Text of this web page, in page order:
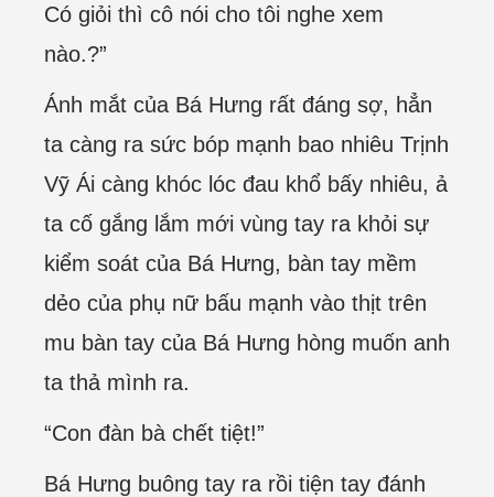
Có giỏi thì cô nói cho tôi nghe xem
nào.?”
Ánh mắt của Bá Hưng rất đáng sợ, hẳn
ta càng ra sức bóp mạnh bao nhiêu Trịnh
Vỹ Ái càng khóc lóc đau khổ bấy nhiêu, ả
ta cố gắng lắm mới vùng tay ra khỏi sự
kiểm soát của Bá Hưng, bàn tay mềm
dẻo của phụ nữ bấu mạnh vào thịt trên
mu bàn tay của Bá Hưng hòng muốn anh
ta thả mình ra.
“Con đàn bà chết tiệt!”
Bá Hưng buông tay ra rồi tiện tay đánh